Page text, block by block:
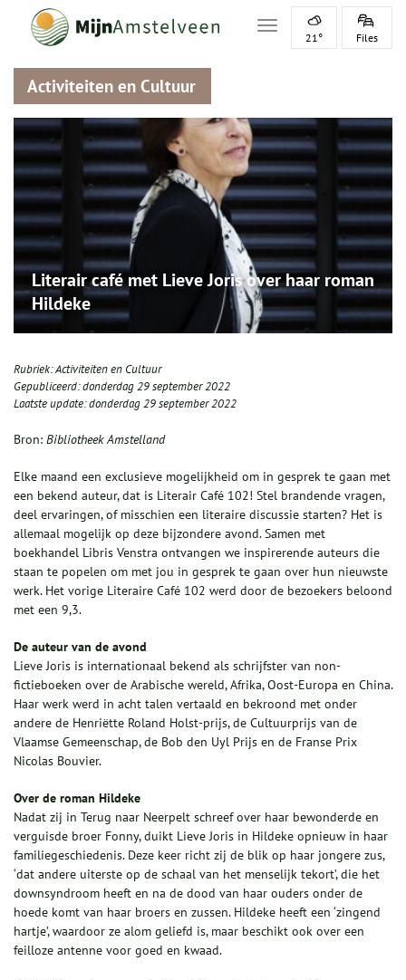
Toggle navigation
21° Files
Activiteiten en Cultuur
Literair café met Lieve Joris over haar roman
Hildeke
Rubriek:Activiteiten en Cultuur
Gepubliceerd:donderdag 29 september 2022
Laatste update:donderdag 29 september 2022
Bron: Bibliotheek Amstelland
Elke maand een exclusieve mogelijkheid om in gesprek te gaan met
een bekend auteur, dat is Literair Café 102! Stel brandende vragen,
deel ervaringen, of misschien een literaire discussie starten? Het is
allemaal mogelijk op deze bijzondere avond. Samen met
boekhandel Libris Venstra ontvangen we inspirerende auteurs die
staan te popelen om met jou in gesprek te gaan over hun nieuwste
werk. Het vorige Literaire Café 102 werd door de bezoekers beloond
met een 9,3.
De auteur van de avond
Lieve Joris is internationaal bekend als schrijfster van non-
fictieboeken over de Arabische wereld, Afrika, Oost-Europa en China.
Haar werk werd in acht talen vertaald en bekroond met onder
andere de Henriëtte Roland Holst-prijs, de Cultuurprijs van de
Vlaamse Gemeenschap, de Bob den Uyl Prijs en de Franse Prix
Nicolas Bouvier.
Over de roman Hildeke
Nadat zij in Terug naar Neerpelt schreef over haar bewonderde en
verguisde broer Fonny, duikt Lieve Joris in Hildeke opnieuw in haar
familiegeschiedenis. Deze keer richt zij de blik op haar jongere zus,
‘dat andere uiterste op de schaal van het menselijk tekort’, die het
downsyndroom heeft en na de dood van haar ouders onder de
hoede komt van haar broers en zussen. Hildeke heeft een ‘zingend
hartje’, waardoor ze alom geliefd is, maar beschikt ook over een
feilloze antenne voor goed en kwaad.